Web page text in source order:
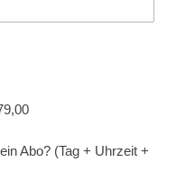
Abo? (Tag + Uhrzeit +